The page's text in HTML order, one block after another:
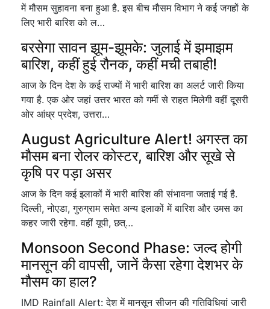
में मौसम सुहावना बना हुआ है. इस बीच मौसम विभाग ने कई जगहों के
लिए भारी बारिश को ल…
बरसेगा सावन झूम-झूमके: जुलाई में झमाझम
बारिश, कहीं हुई रौनक, कहीं मची तबाही!
आज के दिन देश के कई राज्यों में भारी बारिश का अलर्ट जारी किया
गया है. एक ओर जहां उत्तर भारत को गर्मी से राहत मिलेगी वहीं दूसरी
ओर आंध्र प्रदेश, उत्तरा…
August Agriculture Alert! अगस्त का
मौसम बना रोलर कोस्टर, बारिश और सूखे से
कृषि पर पड़ा असर
आज के दिन कई इलाकों में भारी बारिश की संभावना जताई गई है.
दिल्ली, नोएडा, गुरुग्राम समेत अन्य इलाकों में बारिश और उमस का
कहर जारी रहेगा. वहीं यूपी, छत्…
Monsoon Second Phase: जल्द होगी
मानसून की वापसी, जानें कैसा रहेगा देशभर के
मौसम का हाल?
IMD Rainfall Alert: देश में मानसून सीजन की गतिविधियां जारी